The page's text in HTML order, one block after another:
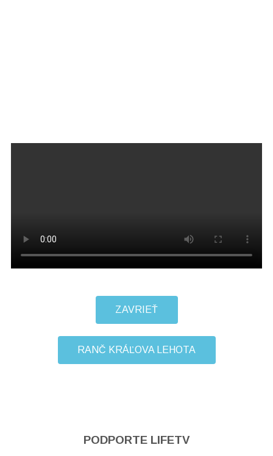
ZAVRIEŤ
RANČ KRÁĽOVA LEHOTA
PODPORTE LIFETV